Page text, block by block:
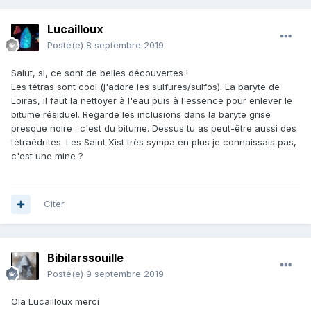
Lucailloux
Posté(e) 8 septembre 2019
Salut, si, ce sont de belles découvertes !
Les tétras sont cool (j'adore les sulfures/sulfos). La baryte de
Loiras, il faut la nettoyer à l'eau puis à l'essence pour enlever le
bitume résiduel. Regarde les inclusions dans la baryte grise
presque noire : c'est du bitume. Dessus tu as peut-être aussi des
tétraédrites. Les Saint Xist très sympa en plus je connaissais pas,
c'est une mine ?
Citer
Bibilarssouille
Posté(e) 9 septembre 2019
Ola Lucailloux merci